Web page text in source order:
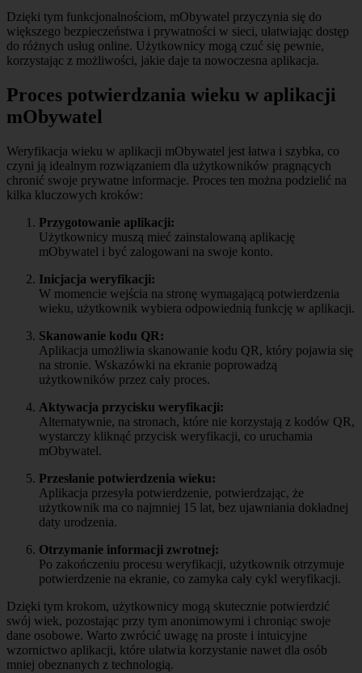
Dzięki tym funkcjonalnościom, mObywatel przyczynia się do
większego bezpieczeństwa i prywatności w sieci, ułatwiając dostęp
do różnych usług online. Użytkownicy mogą czuć się pewnie,
korzystając z możliwości, jakie daje ta nowoczesna aplikacja.
Proces potwierdzania wieku w aplikacji
mObywatel
Weryfikacja wieku w aplikacji mObywatel jest łatwa i szybka, co
czyni ją idealnym rozwiązaniem dla użytkowników pragnących
chronić swoje prywatne informacje. Proces ten można podzielić na
kilka kluczowych kroków:
Przygotowanie aplikacji:
Użytkownicy muszą mieć zainstalowaną aplikację
mObywatel i być zalogowani na swoje konto.
Inicjacja weryfikacji:
W momencie wejścia na stronę wymagającą potwierdzenia
wieku, użytkownik wybiera odpowiednią funkcję w aplikacji.
Skanowanie kodu QR:
Aplikacja umożliwia skanowanie kodu QR, który pojawia się
na stronie. Wskazówki na ekranie poprowadzą
użytkowników przez cały proces.
Aktywacja przycisku weryfikacji:
Alternatywnie, na stronach, które nie korzystają z kodów QR,
wystarczy kliknąć przycisk weryfikacji, co uruchamia
mObywatel.
Przesłanie potwierdzenia wieku:
Aplikacja przesyła potwierdzenie, potwierdzając, że
użytkownik ma co najmniej 15 lat, bez ujawniania dokładnej
daty urodzenia.
Otrzymanie informacji zwrotnej:
Po zakończeniu procesu weryfikacji, użytkownik otrzymuje
potwierdzenie na ekranie, co zamyka cały cykl weryfikacji.
Dzięki tym krokom, użytkownicy mogą skutecznie potwierdzić
swój wiek, pozostając przy tym anonimowymi i chroniąc swoje
dane osobowe. Warto zwrócić uwagę na proste i intuicyjne
wzornictwo aplikacji, które ułatwia korzystanie nawet dla osób
mniej obeznanych z technologią.